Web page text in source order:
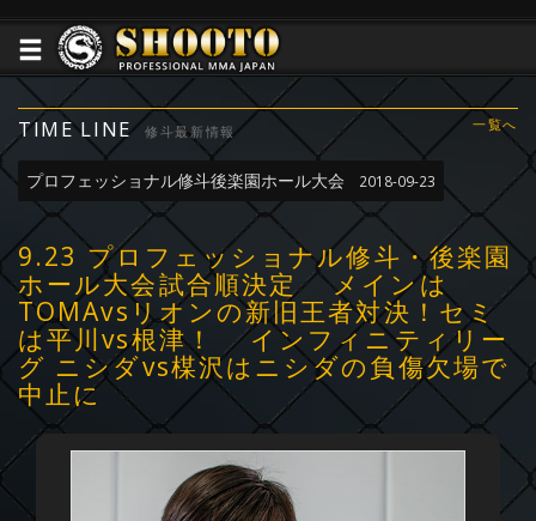
TIME LINE 修斗最新情報 一覧へ
プロフェッショナル修斗後楽園ホール大会 2018-09-23
9.23 プロフェッショナル修斗・後楽園
ホール大会試合順決定 メインは
TOMAvsリオンの新旧王者対決！セミ
は平川vs根津！ インフィニティリー
グ ニシダvs楳沢はニシダの負傷欠場で
中止に